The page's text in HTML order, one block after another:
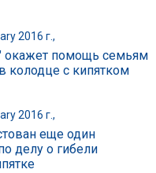
2016 г.,
окажет помощь семьям
колодце с кипятком
2016 г.,
еще один
делу о гибели